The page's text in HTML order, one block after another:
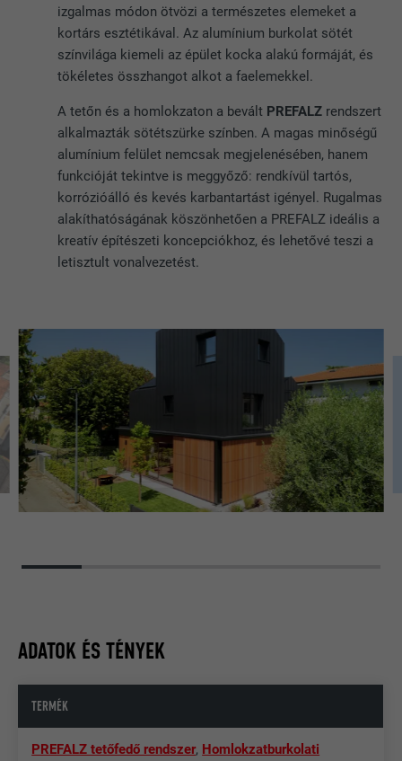
izgalmas módon ötvözi a természetes elemeket a
kortárs esztétikával. Az alumínium burkolat sötét
színvilága kiemeli az épület kocka alakú formáját, és
tökéletes összhangot alkot a faelemekkel.
A tetőn és a homlokzaton a bevált PREFALZ rendszert
alkalmazták sötétszürke színben. A magas minőségű
alumínium felület nemcsak megjelenésében, hanem
funkcióját tekintve is meggyőző: rendkívül tartós,
korrózióálló és kevés karbantartást igényel. Rugalmas
alakíthatóságának köszönhetően a PREFALZ ideális a
kreatív építészeti koncepciókhoz, és lehetővé teszi a
letisztult vonalvezetést.
ADATOK ÉS TÉNYEK
TERMÉK
PREFALZ tetőfedő rendszer, Homlokzatburkolati